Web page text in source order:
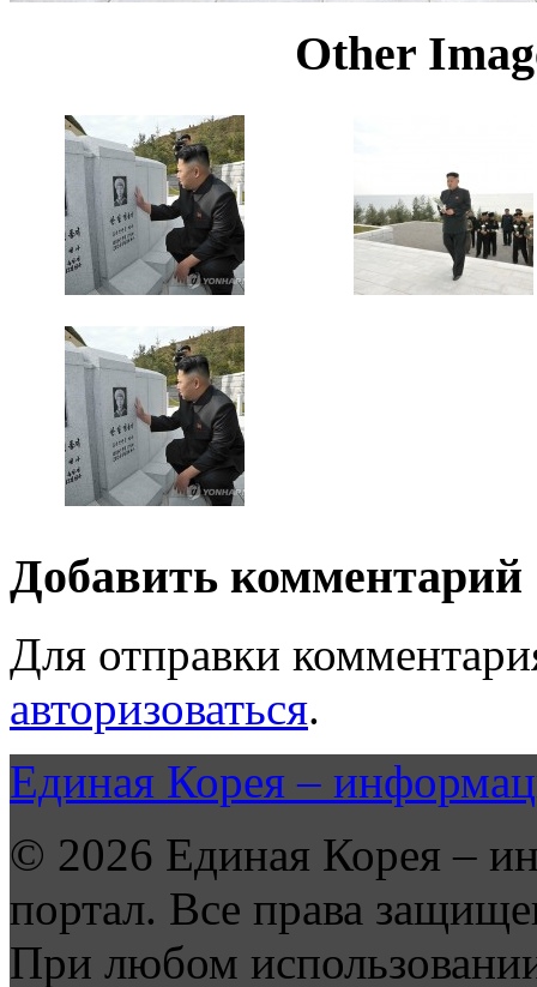
Other
Добавить комментарий
Для отправки
авторизоваться.
Единая Корея –
© 2026 Единая Корея –
портал. Все права
При любом